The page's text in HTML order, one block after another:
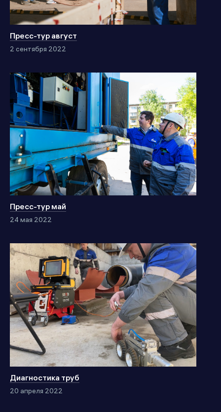
Пресс-тур август
2 сентября 2022
Пресс-тур май
24 мая 2022
Диагностика труб
20 апреля 2022